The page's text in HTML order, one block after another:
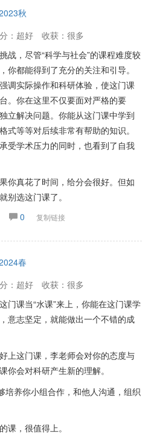
秋
：超好
收获：很多
战，尽管“科学与社会”的课程难度较
你都能得到了充分的关注和引导。
调实际操作和科研体验，使这门课
。你在这里不仅要面对严格的要
立解决问题。你能从这门课中学到
式等等对后续非常有帮助的知识。
受学术压力的同时，也看到了自我
你真花了时间，给分会很好。但如
别选这门课了。
0 复制链接
春
：超好
收获：很多
门课当“水课”来上，你能在这门课学
意志坚定，就能做出一个不错的成
上这门课，李老师会对你的态度与
你会对科研产生新的理解。
培养你小组合作，和他人沟通，组织
课，很值得上。